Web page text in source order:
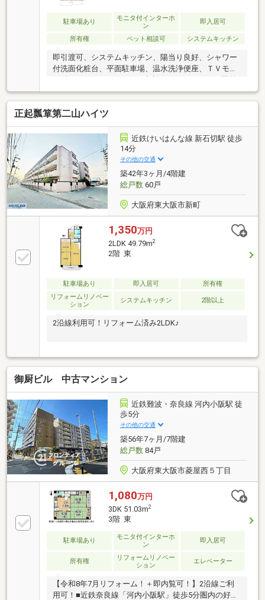
トバス新調・トイレ新調・建具新調・給湯器新調・ハ
ウスクリーニング 他
駐車場あり
モニタ付インターホ
ン
即入居可
所有権 ペット相談可 システムキッチン
即引渡可、システムキッチン、陽当り良好、シャワー
付洗面化粧台、平面駐車場、温水洗浄便座、ＴＶモニ
タ付インターホン、ペット相談、エレベーター、駐輪
場、バイク置場
正起瓢箪第二山ハイツ
近鉄けいはんな線 新石切駅 徒歩
14分
その他の交通
築42年3ヶ月/4階建
総戸数60戸
大阪府東大阪市新町
1,350万円
2LDK 49.79m2
2階 東
駐車場あり 即入居可
所有権
リフォームリノベー
ション
システムキッチン 2階以上
2沿線利用可！リフォーム済み2LDK♪
御厨ビル 中古マンション
近鉄難波・奈良線 河内小阪駅 徒
歩5分
その他の交通
築56年7ヶ月/7階建
総戸数84戸
大阪府東大阪市菱屋西５丁目
1,080万円
3DK 51.03m2
3階 東
駐車場あり
モニタ付インターホ
ン
即入居可
所有権
リフォームリノベー
ション
エレベーター
【令和8年7月リフォーム！＋即内覧可！】2沿線ご利
用可！■近鉄奈良線「河内小阪駅」徒歩5分圏内の好立